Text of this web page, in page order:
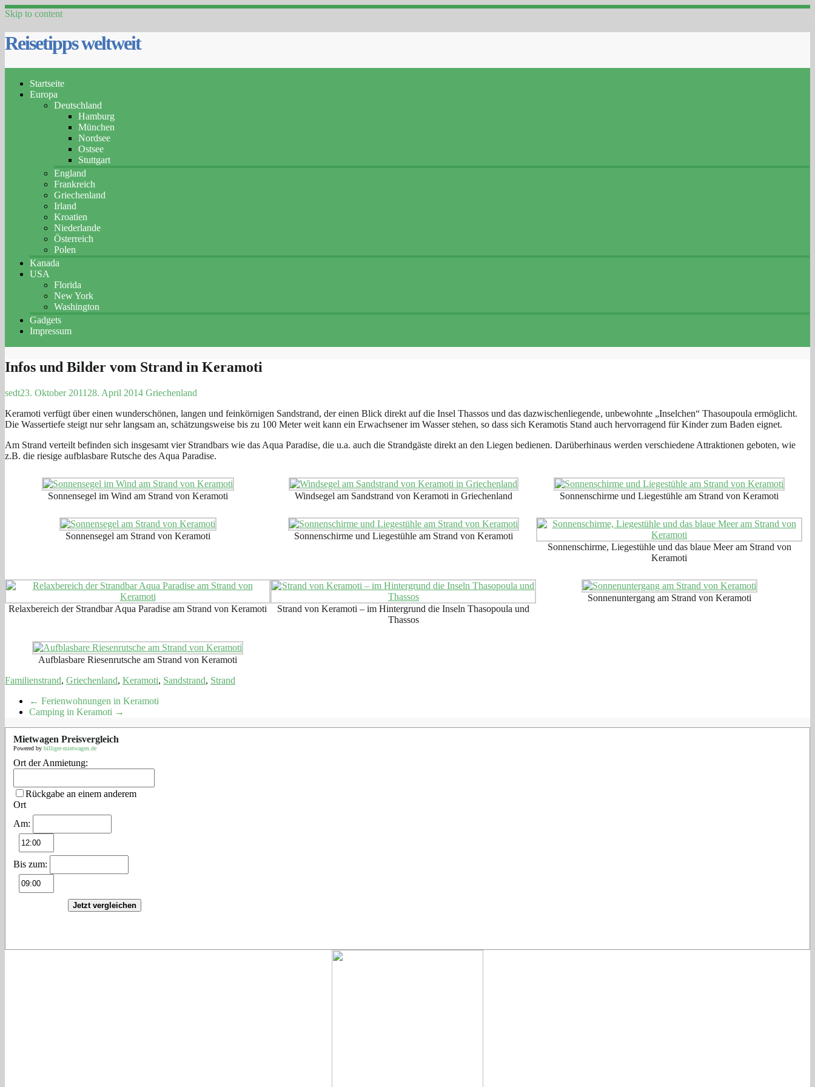
Skip to content
Reisetipps weltweit
Startseite
Europa
Deutschland
Hamburg
München
Nordsee
Ostsee
Stuttgart
England
Frankreich
Griechenland
Irland
Kroatien
Niederlande
Österreich
Polen
Kanada
USA
Florida
New York
Washington
Gadgets
Impressum
Infos und Bilder vom Strand in Keramoti
sedt23. Oktober 2011 28. April 2014 Griechenland
Keramoti verfügt über einen wunderschönen, langen und feinkörnigen Sandstrand, der einen Blick direkt auf die Insel Thassos und das dazwischenliegende, unbewohnte „Inselchen“ Thasoupoula ermöglicht.
Die Wassertiefe steigt nur sehr langsam an, schätzungsweise bis zu 100 Meter weit kann ein Erwachsener im Wasser stehen, so dass sich Keramotis Stand auch hervorragend für Kinder zum Baden eignet.
Am Strand verteilt befinden sich insgesamt vier Strandbars wie das Aqua Paradise, die u.a. auch die Strandgäste direkt an den Liegen bedienen. Darüberhinaus werden verschiedene Attraktionen geboten, wie
z.B. die riesige aufblasbare Rutsche des Aqua Paradise.
Sonnensegel im Wind am Strand von Keramoti Windsegel am Sandstrand von Keramoti in Griechenland Sonnenschirme und Liegestühle am Strand von Keramoti
Sonnensegel am Strand von Keramoti
Sonnenschirme und Liegestühle am Strand von Keramoti
Sonnenschirme, Liegestühle und das blaue Meer am Strand von
Keramoti
Relaxbereich der Strandbar Aqua Paradise am Strand von Keramoti
Strand von Keramoti – im Hintergrund die Inseln Thasopoula und
Thassos
Sonnenuntergang am Strand von Keramoti
Aufblasbare Riesenrutsche am Strand von Keramoti
Familienstrand, Griechenland, Keramoti, Sandstrand, Strand
← Ferienwohnungen in Keramoti
Camping in Keramoti →
Mietwagen Preisvergleich
Powered by billiger-mietwagen.de
Ort der Anmietung:
Rückgabe an einem anderem
Ort
Am:
Bis zum:
Jetzt vergleichen